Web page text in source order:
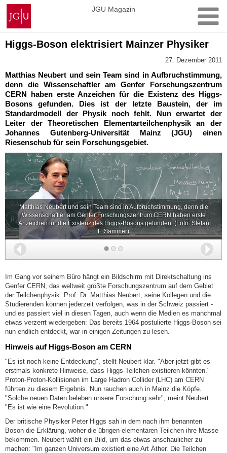
Zum
Inhalt
springen
Johannes
Gutenberg-
Universität
Mainz
JGU Magazin
Higgs-Boson elektrisiert Mainzer Physiker
27. Dezember 2011
Matthias Neubert und sein Team sind in Aufbruchstimmung,
denn die Wissenschaftler am Genfer Forschungszentrum
CERN haben erste Anzeichen für die Existenz des Higgs-
Bosons gefunden. Dies ist der letzte Baustein, der im
Standardmodell der Physik noch fehlt. Nun erwartet der
Leiter der Theoretischen Elementarteilchenphysik an der
Johannes Gutenberg-Universität Mainz (JGU) einen
Riesenschub für sein Forschungsgebiet.
Matthias Neubert und sein Team sind in Aufbruchstimmung, denn die
Wissenschaftler am Genfer Forschungszentrum CERN haben erste
Anzeichen für die Existenz des Higgs-Bosons gefunden. (Foto: Stefan
F. Sämmer)
Zurück
Im Gang vor seinem Büro hängt ein Bildschirm mit Direktschaltung ins
Genfer CERN, das weltweit größte Forschungszentrum auf dem Gebiet
der Teilchenphysik. Prof. Dr. Matthias Neubert, seine Kollegen und die
Studierenden können jederzeit verfolgen, was in der Schweiz passiert -
und es passiert viel in diesen Tagen, auch wenn die Medien es manchmal
etwas verzerrt wiedergeben: Das bereits 1964 postulierte Higgs-Boson sei
nun endlich entdeckt, war in einigen Zeitungen zu lesen.
Hinweis auf Higgs-Boson am CERN
"Es ist noch keine Entdeckung", stellt Neubert klar. "Aber jetzt gibt es
erstmals konkrete Hinweise, dass Higgs-Teilchen existieren könnten."
Proton-Proton-Kollisionen im Large Hadron Collider (LHC) am CERN
führten zu diesem Ergebnis. Nun rauchen auch in Mainz die Köpfe.
"Solche neuen Daten beleben unsere Forschung sehr", meint Neubert.
"Es ist wie eine Revolution."
Der britische Physiker Peter Higgs sah in dem nach ihm benannten
Boson die Erklärung, woher die übrigen elementaren Teilchen ihre Masse
bekommen. Neubert wählt ein Bild, um das etwas anschaulicher zu
machen: "Im ganzen Universum existiert eine Art Äther. Die Teilchen